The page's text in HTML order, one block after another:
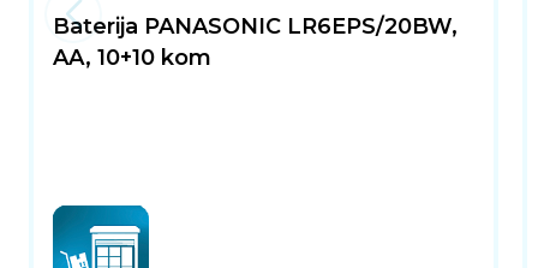
Baterija PANASONIC LR6EPS/20BW,
AA, 10+10 kom